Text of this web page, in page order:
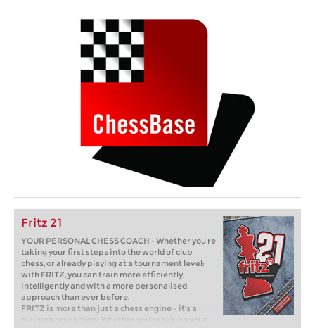
Fritz 21
YOUR PERSONAL CHESS COACH - Whether you’re
taking your first steps into the world of club
chess, or already playing at a tournament level:
with FRITZ, you can train more efficiently,
intelligently and with a more personalised
approach than ever before.
FRITZ is more than just a chess engine – it’s a
training revolution! Whether you’re taking your